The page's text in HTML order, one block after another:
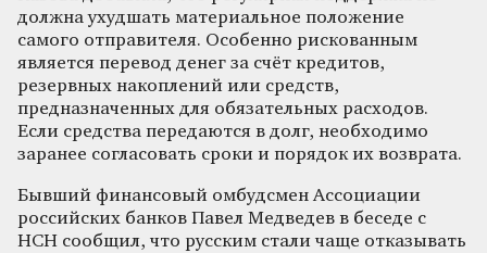
должна ухудшать материальное положение
самого отправителя. Особенно рискованным
является перевод денег за счёт кредитов,
резервных накоплений или средств,
предназначенных для обязательных расходов.
Если средства передаются в долг, необходимо
заранее согласовать сроки и порядок их возврата.
Бывший финансовый омбудсмен Ассоциации
российских банков Павел Медведев в беседе с
НСН сообщил, что русским стали чаще отказывать